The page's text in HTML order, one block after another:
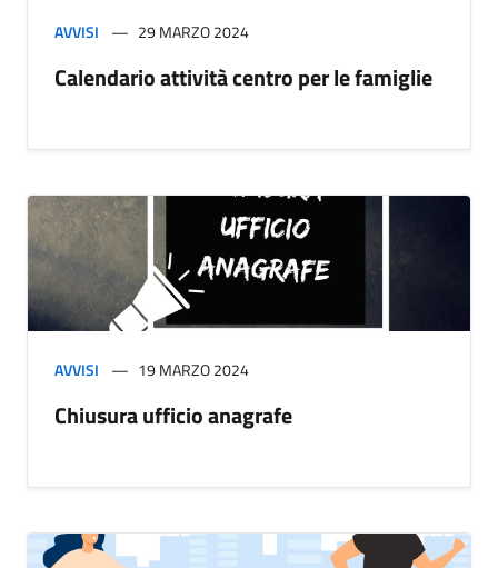
AVVISI 29 MARZO 2024
Calendario attività centro per le famiglie
AVVISI 19 MARZO 2024
Chiusura ufficio anagrafe